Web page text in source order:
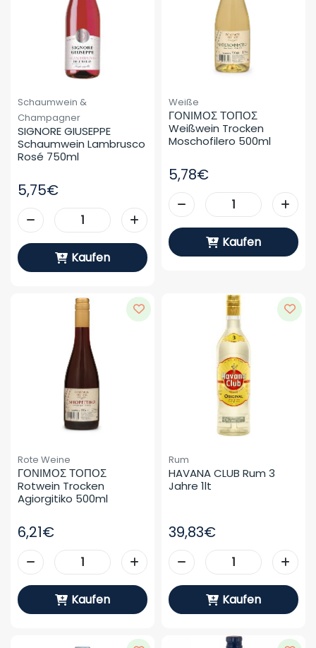
Schaumwein &
Champagner
SIGNORE GIUSEPPE
Schaumwein Lambrusco
Rosé 750ml
5,75€
Kaufen
Weiße
ΓΟΝΙΜΟΣ ΤΟΠΟΣ
Weißwein Trocken
Moschofilero 500ml
5,78€
Kaufen
Rote Weine
ΓΟΝΙΜΟΣ ΤΟΠΟΣ
Rotwein Trocken
Agiorgitiko 500ml
6,21€
Kaufen
Rum
HAVANA CLUB Rum 3
Jahre 1lt
39,83€
Kaufen